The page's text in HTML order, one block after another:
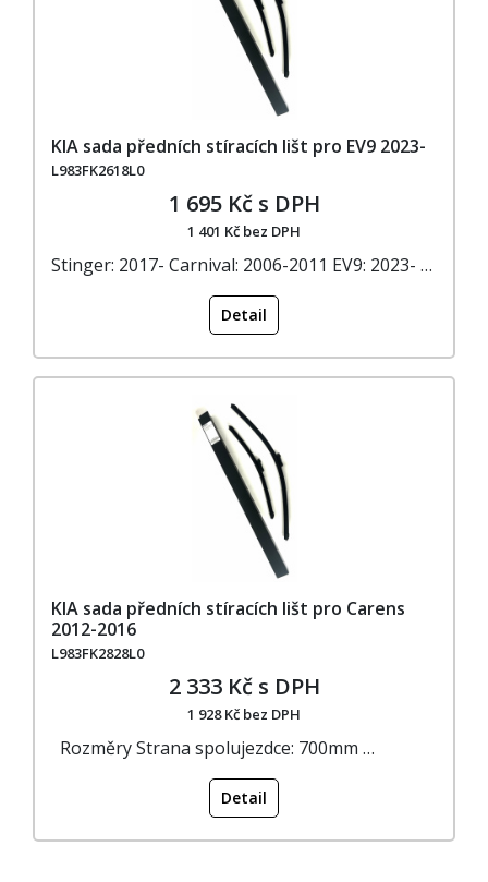
KIA sada předních stíracích lišt pro EV9 2023-
L983FK2618L0
1 695 Kč s DPH
1 401 Kč bez DPH
Stinger: 2017- Carnival: 2006-2011 EV9: 2023- …
Detail
KIA sada předních stíracích lišt pro Carens
2012-2016
L983FK2828L0
2 333 Kč s DPH
1 928 Kč bez DPH
Rozměry Strana spolujezdce: 700mm …
Detail